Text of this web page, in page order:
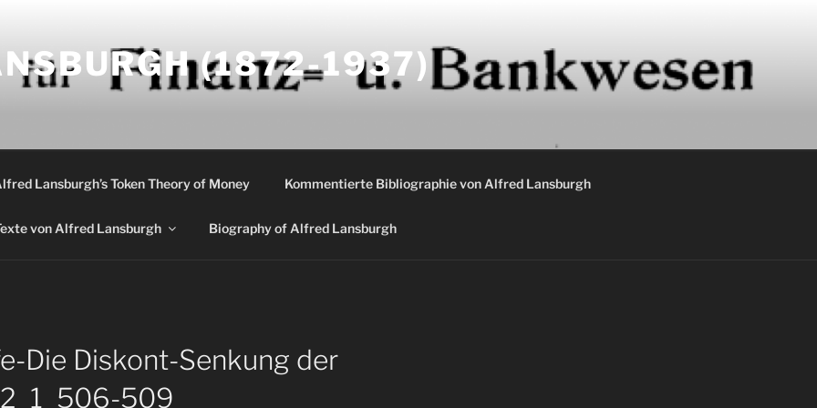
(1872-1937)
Lansburgh’s Token Theory of Money Kommentierte Bibliographie von Alfred Lansburgh
von Alfred Lansburgh Biography of Alfred Lansburgh
Die Diskont-Senkung der
509